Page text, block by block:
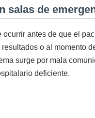
salas de
antes de que el
o al momento
surge por mala
deficiente.